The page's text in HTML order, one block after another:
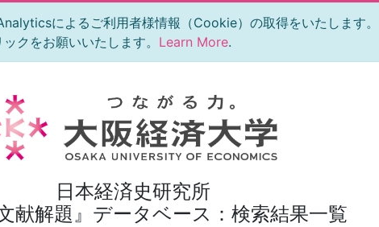
によるご利用者様情報（Cookie）の取得をいたします。
クをお願いいたします。 Learn More.
日本経済史研究所
献解題』データベース：検索結果一覧